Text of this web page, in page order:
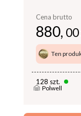
Cena brutto
880, 00
Ten
128 szt.
Polwell